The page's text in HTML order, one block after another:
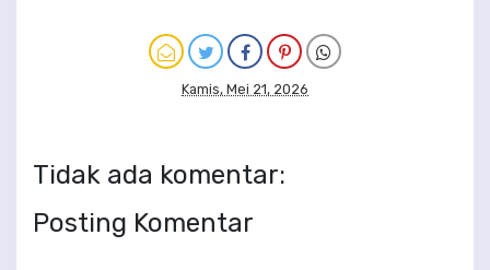
Kamis, Mei 21, 2026
Tidak ada komentar:
Posting Komentar